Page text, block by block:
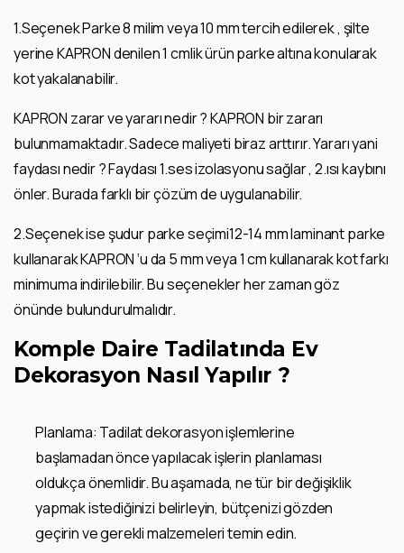
1.Seçenek Parke 8 milim veya 10 mm tercih edilerek , şilte
yerine KAPRON denilen 1 cmlik ürün parke altına konularak
kot yakalanabilir.
KAPRON zarar ve yararı nedir ? KAPRON bir zararı
bulunmamaktadır. Sadece maliyeti biraz arttırır. Yararı yani
faydası nedir ? Faydası 1.ses izolasyonu sağlar , 2.ısı kaybını
önler. Burada farklı bir çözüm de uygulanabilir.
2.Seçenek ise şudur parke seçimi12-14 mm laminant parke
kullanarak KAPRON ‘u da 5 mm veya 1 cm kullanarak kot farkı
minimuma indirilebilir. Bu seçenekler her zaman göz
önünde bulundurulmalıdır.
Komple Daire Tadilatında Ev
Dekorasyon Nasıl Yapılır ?
Planlama: Tadilat dekorasyon işlemlerine
başlamadan önce yapılacak işlerin planlaması
oldukça önemlidir. Bu aşamada, ne tür bir değişiklik
yapmak istediğinizi belirleyin, bütçenizi gözden
geçirin ve gerekli malzemeleri temin edin.